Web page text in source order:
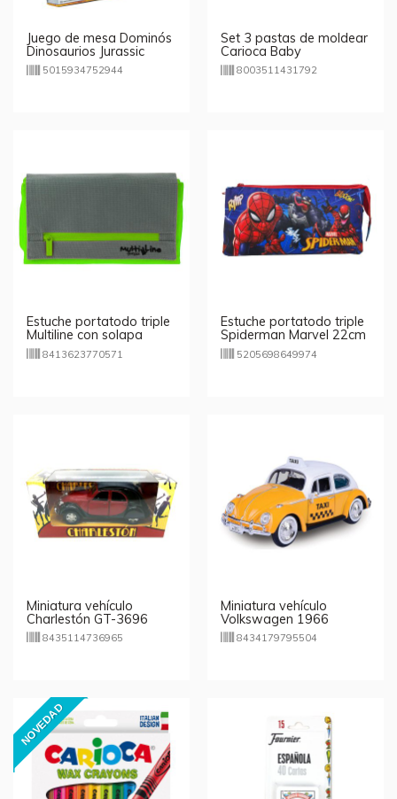
Juego de mesa Dominós
Dinosaurios Jurassic
World5015934752944
Set 3 pastas de moldear
Carioca Baby
8003511431792
Estuche portatodo triple
Multiline con solapa
8413623770571
Estuche portatodo triple
Spiderman Marvel 22cm
5205698649974
Miniatura vehículo
Charlestón GT-3696
8435114736965
Miniatura vehículo
Volkswagen 1966
Classic Beetle Taxi Die-
Cast 1:24
8434179795504
NOVEDAD